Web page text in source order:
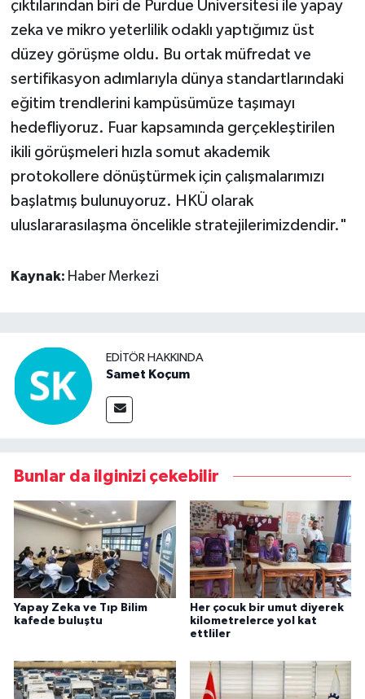
çıktılarından biri de Purdue Üniversitesi ile yapay
zeka ve mikro yeterlilik odaklı yaptığımız üst
düzey görüşme oldu. Bu ortak müfredat ve
sertifikasyon adımlarıyla dünya standartlarındaki
eğitim trendlerini kampüsümüze taşımayı
hedefliyoruz. Fuar kapsamında gerçekleştirilen
ikili görüşmeleri hızla somut akademik
protokollere dönüştürmek için çalışmalarımızı
başlatmış bulunuyoruz. HKÜ olarak
uluslararasılaşma öncelikle stratejilerimizdendir."
Kaynak: Haber Merkezi
EDITÖR HAKKINDA
Samet Koçum
Bunlar da ilginizi çekebilir
Yapay Zeka ve Tıp Bilim
kafede buluştu
Her çocuk bir umut diyerek
kilometrelerce yol kat
ettliler